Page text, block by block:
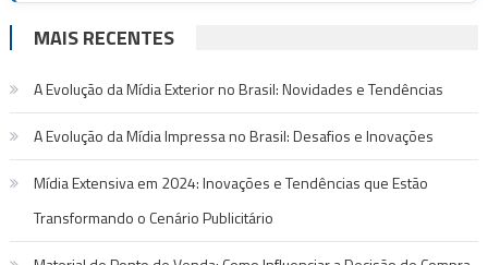
MAIS RECENTES
A Evolução da Mídia Exterior no Brasil: Novidades e Tendências
A Evolução da Mídia Impressa no Brasil: Desafios e Inovações
Mídia Extensiva em 2024: Inovações e Tendências que Estão
Transformando o Cenário Publicitário